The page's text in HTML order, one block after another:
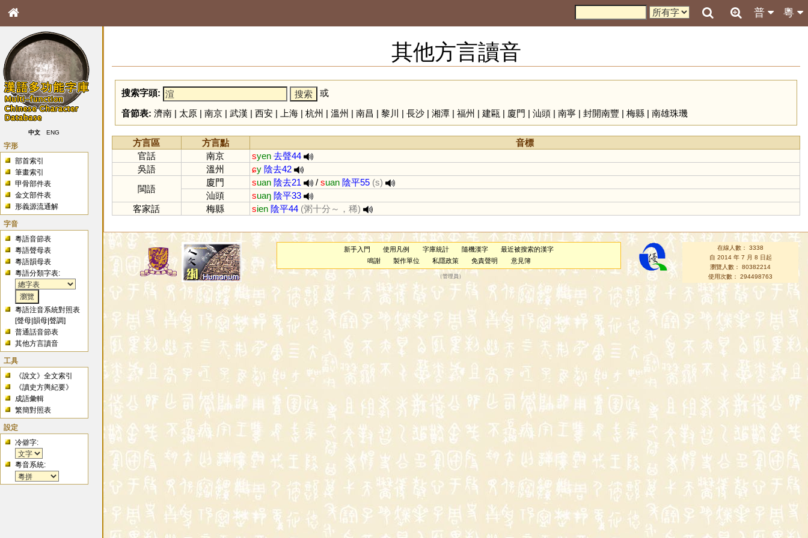
粵
普
中文 ENG
字形
部首索引
筆畫索引
甲骨部件表
金文部件表
形義源流通解
字音
粵語音節表
粵語聲母表
粵語韻母表
粵語分類字表:
粵語注音系統對照表
[聲母 |韻母 |聲調]
普通話音節表
其他方言讀音
工具
《說文》全文索引
《讀史方輿紀要》
成語彙輯
繁簡對照表
設定
冷僻字:
粵音系統:
其他方言讀音
搜索字頭:
或
音節表: 濟南| 太原| 南京| 武漢 | 西安| 上海| 杭州 | 溫州 | 南昌 | 黎川 | 長沙| 湘潭| 福州 | 建甌 | 廈門 | 汕頭| 南寧| 封開南豐 | 梅縣| 南雄珠璣
方言區 方言點
音標
官話
南京 syen 去聲44
吳語
溫州 ɕy 陰去42
閩語
廈門 suan 陰去21 / suan 陰平55 (s)
汕頭
suaŋ 陰平33
客家話
梅縣 sien 陰平44 (粥十分～，稀)
新手入門 使用凡例 字庫統計 隨機漢字
最近被搜索的漢字
鳴謝
製作單位 私隱政策 免責聲明 意見簿
（管理員 ）
在線人數： 3338
自 2014 年 7 月 8 日起
瀏覽人數： 80382214
使用次數： 294498763